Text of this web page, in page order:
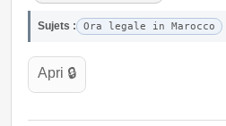
Sujets : Ora legale in Marocco
Apri 🔒